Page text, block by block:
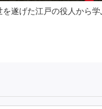
遂げた江戸の役人から学